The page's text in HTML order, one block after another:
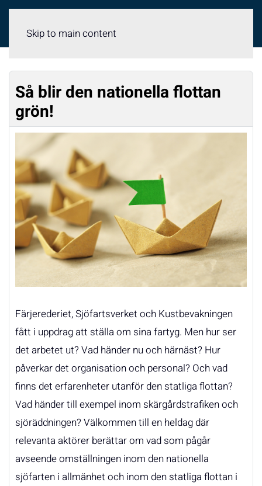
Skip to main content
Så blir den nationella flottan
grön!
Färjerederiet, Sjöfartsverket och Kustbevakningen
fått i uppdrag att ställa om sina fartyg. Men hur ser
det arbetet ut? Vad händer nu och härnäst? Hur
påverkar det organisation och personal? Och vad
finns det erfarenheter utanför den statliga flottan?
Vad händer till exempel inom skärgårdstrafiken och
sjöräddningen? Välkommen till en heldag där
relevanta aktörer berättar om vad som pågår
avseende omställningen inom den nationella
sjöfarten i allmänhet och inom den statliga flottan i